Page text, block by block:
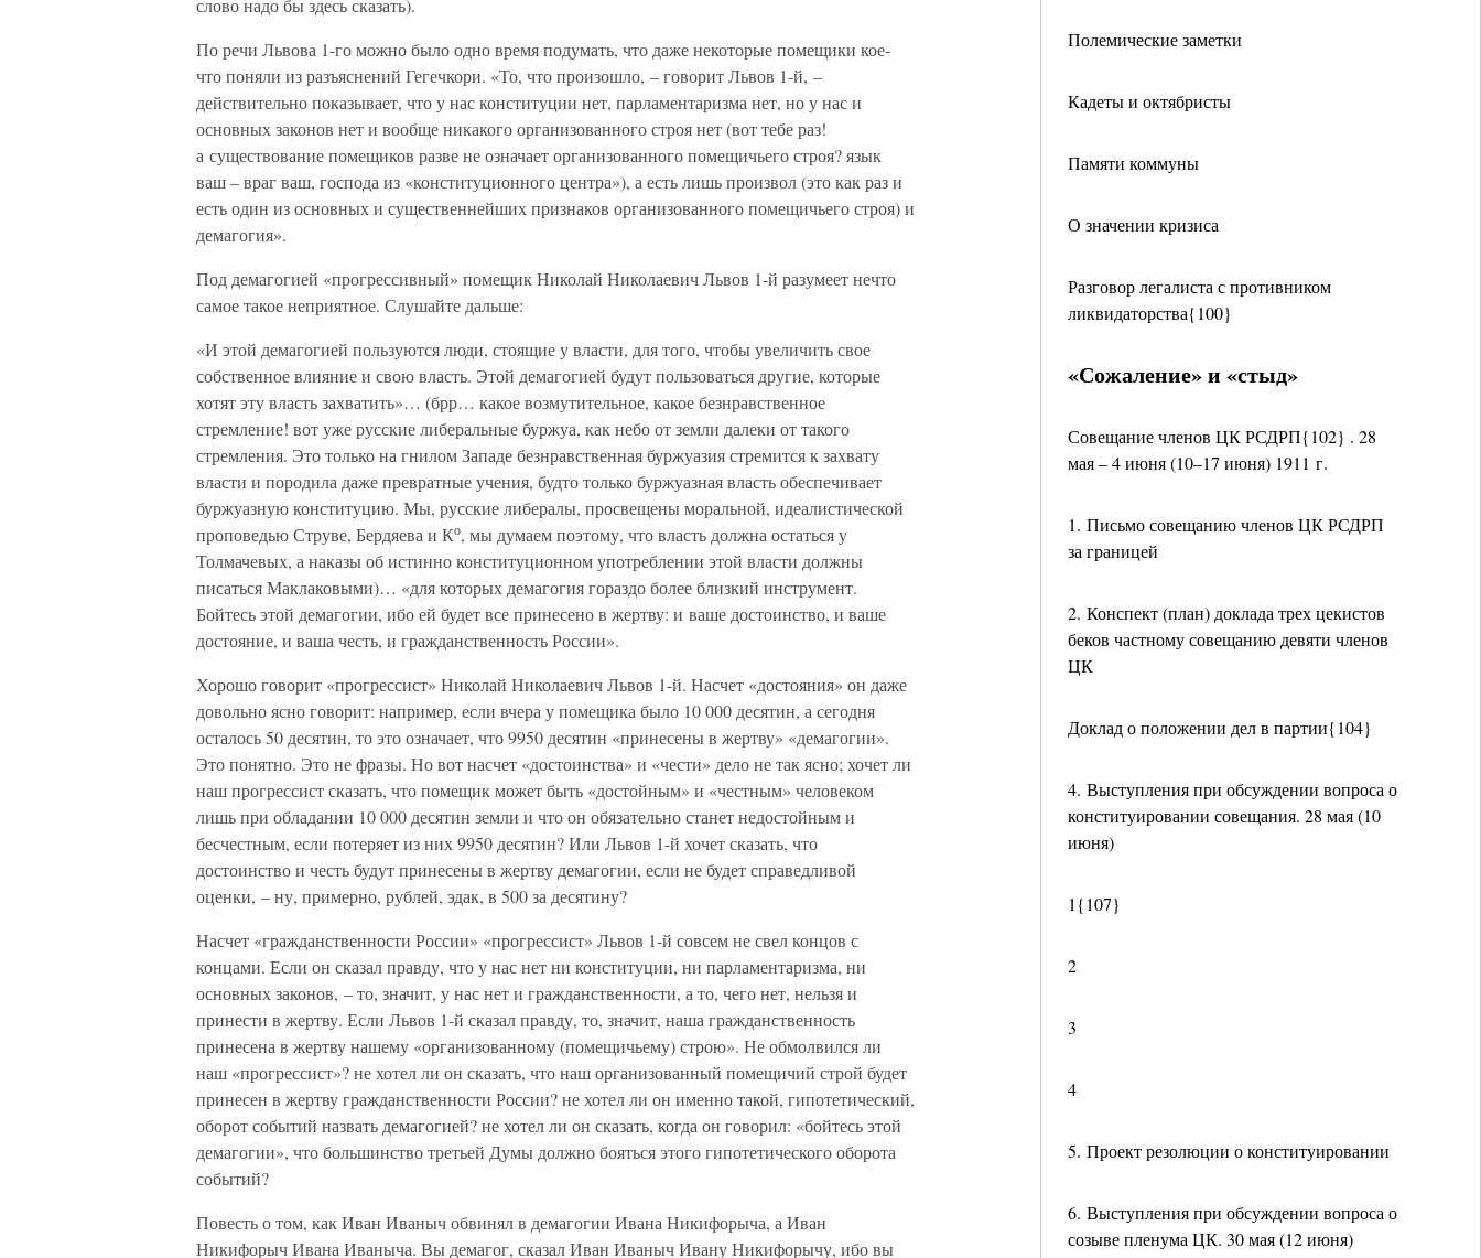
Полемические заметки
Кадеты и октябристы
Памяти коммуны
О значении кризиса
Разговор легалиста с противником
ликвидаторства{100}
«Сожаление» и «стыд»
Совещание членов ЦК РСДРП{102} . 28
мая – 4 июня (10–17 июня) 1911 г.
1. Письмо совещанию членов ЦК РСДРП
за границей
2. Конспект (план) доклада трех цекистов
беков частному совещанию девяти членов
ЦК
Доклад о положении дел в партии{104}
4. Выступления при обсуждении вопроса о
конституировании совещания. 28 мая (10
июня)
1{107}
2
3
4
5. Проект резолюции о конституировании
6. Выступления при обсуждении вопроса о
созыве пленума ЦК. 30 мая (12 июня)
слово надо бы здесь сказать).
По речи Львова 1-го можно было одно время подумать, что даже некоторые помещики кое-
что поняли из разъяснений Гегечкори. «То, что произошло, – говорит Львов 1-й, –
действительно показывает, что у нас конституции нет, парламентаризма нет, но у нас и
основных законов нет и вообще никакого организованного строя нет (вот тебе раз!
а существование помещиков разве не означает организованного помещичьего строя? язык
ваш – враг ваш, господа из «конституционного центра»), а есть лишь произвол (это как раз и
есть один из основных и существеннейших признаков организованного помещичьего строя) и
демагогия».
Под демагогией «прогрессивный» помещик Николай Николаевич Львов 1-й разумеет нечто
самое такое неприятное. Слушайте дальше:
«И этой демагогией пользуются люди, стоящие у власти, для того, чтобы увеличить свое
собственное влияние и свою власть. Этой демагогией будут пользоваться другие, которые
хотят эту власть захватить»… (брр… какое возмутительное, какое безнравственное
стремление! вот уже русские либеральные буржуа, как небо от земли далеки от такого
стремления. Это только на гнилом Западе безнравственная буржуазия стремится к захвату
власти и породила даже превратные учения, будто только буржуазная власть обеспечивает
буржуазную конституцию. Мы, русские либералы, просвещены моральной, идеалистической
проповедью Струве, Бердяева и Ко, мы думаем поэтому, что власть должна остаться у
Толмачевых, а наказы об истинно конституционном употреблении этой власти должны
писаться Маклаковыми)… «для которых демагогия гораздо более близкий инструмент.
Бойтесь этой демагогии, ибо ей будет все принесено в жертву: и ваше достоинство, и ваше
достояние, и ваша честь, и гражданственность России».
Хорошо говорит «прогрессист» Николай Николаевич Львов 1-й. Насчет «достояния» он даже
довольно ясно говорит: например, если вчера у помещика было 10 000 десятин, а сегодня
осталось 50 десятин, то это означает, что 9950 десятин «принесены в жертву» «демагогии».
Это понятно. Это не фразы. Но вот насчет «достоинства» и «чести» дело не так ясно; хочет ли
наш прогрессист сказать, что помещик может быть «достойным» и «честным» человеком
лишь при обладании 10 000 десятин земли и что он обязательно станет недостойным и
бесчестным, если потеряет из них 9950 десятин? Или Львов 1-й хочет сказать, что
достоинство и честь будут принесены в жертву демагогии, если не будет справедливой
оценки, – ну, примерно, рублей, эдак, в 500 за десятину?
Насчет «гражданственности России» «прогрессист» Львов 1-й совсем не свел концов с
концами. Если он сказал правду, что у нас нет ни конституции, ни парламентаризма, ни
основных законов, – то, значит, у нас нет и гражданственности, а то, чего нет, нельзя и
принести в жертву. Если Львов 1-й сказал правду, то, значит, наша гражданственность
принесена в жертву нашему «организованному (помещичьему) строю». Не обмолвился ли
наш «прогрессист»? не хотел ли он сказать, что наш организованный помещичий строй будет
принесен в жертву гражданственности России? не хотел ли он именно такой, гипотетический,
оборот событий назвать демагогией? не хотел ли он сказать, когда он говорил: «бойтесь этой
демагогии», что большинство третьей Думы должно бояться этого гипотетического оборота
событий?
Повесть о том, как Иван Иваныч обвинял в демагогии Ивана Никифорыча, а Иван
Никифорыч Ивана Иваныча. Вы демагог, сказал Иван Иваныч Ивану Никифорычу, ибо вы